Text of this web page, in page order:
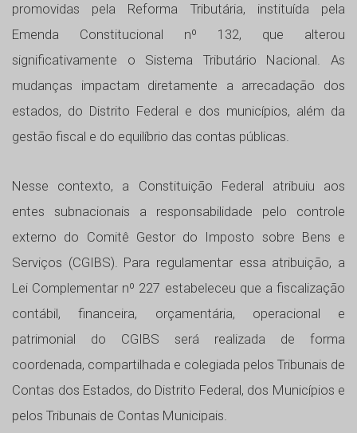
promovidas pela Reforma Tributária, instituída pela
Emenda Constitucional nº 132, que alterou
significativamente o Sistema Tributário Nacional. As
mudanças impactam diretamente a arrecadação dos
estados, do Distrito Federal e dos municípios, além da
gestão fiscal e do equilíbrio das contas públicas.
Nesse contexto, a Constituição Federal atribuiu aos
entes subnacionais a responsabilidade pelo controle
externo do Comitê Gestor do Imposto sobre Bens e
Serviços (CGIBS). Para regulamentar essa atribuição, a
Lei Complementar nº 227 estabeleceu que a fiscalização
contábil, financeira, orçamentária, operacional e
patrimonial do CGIBS será realizada de forma
coordenada, compartilhada e colegiada pelos Tribunais de
Contas dos Estados, do Distrito Federal, dos Municípios e
pelos Tribunais de Contas Municipais.